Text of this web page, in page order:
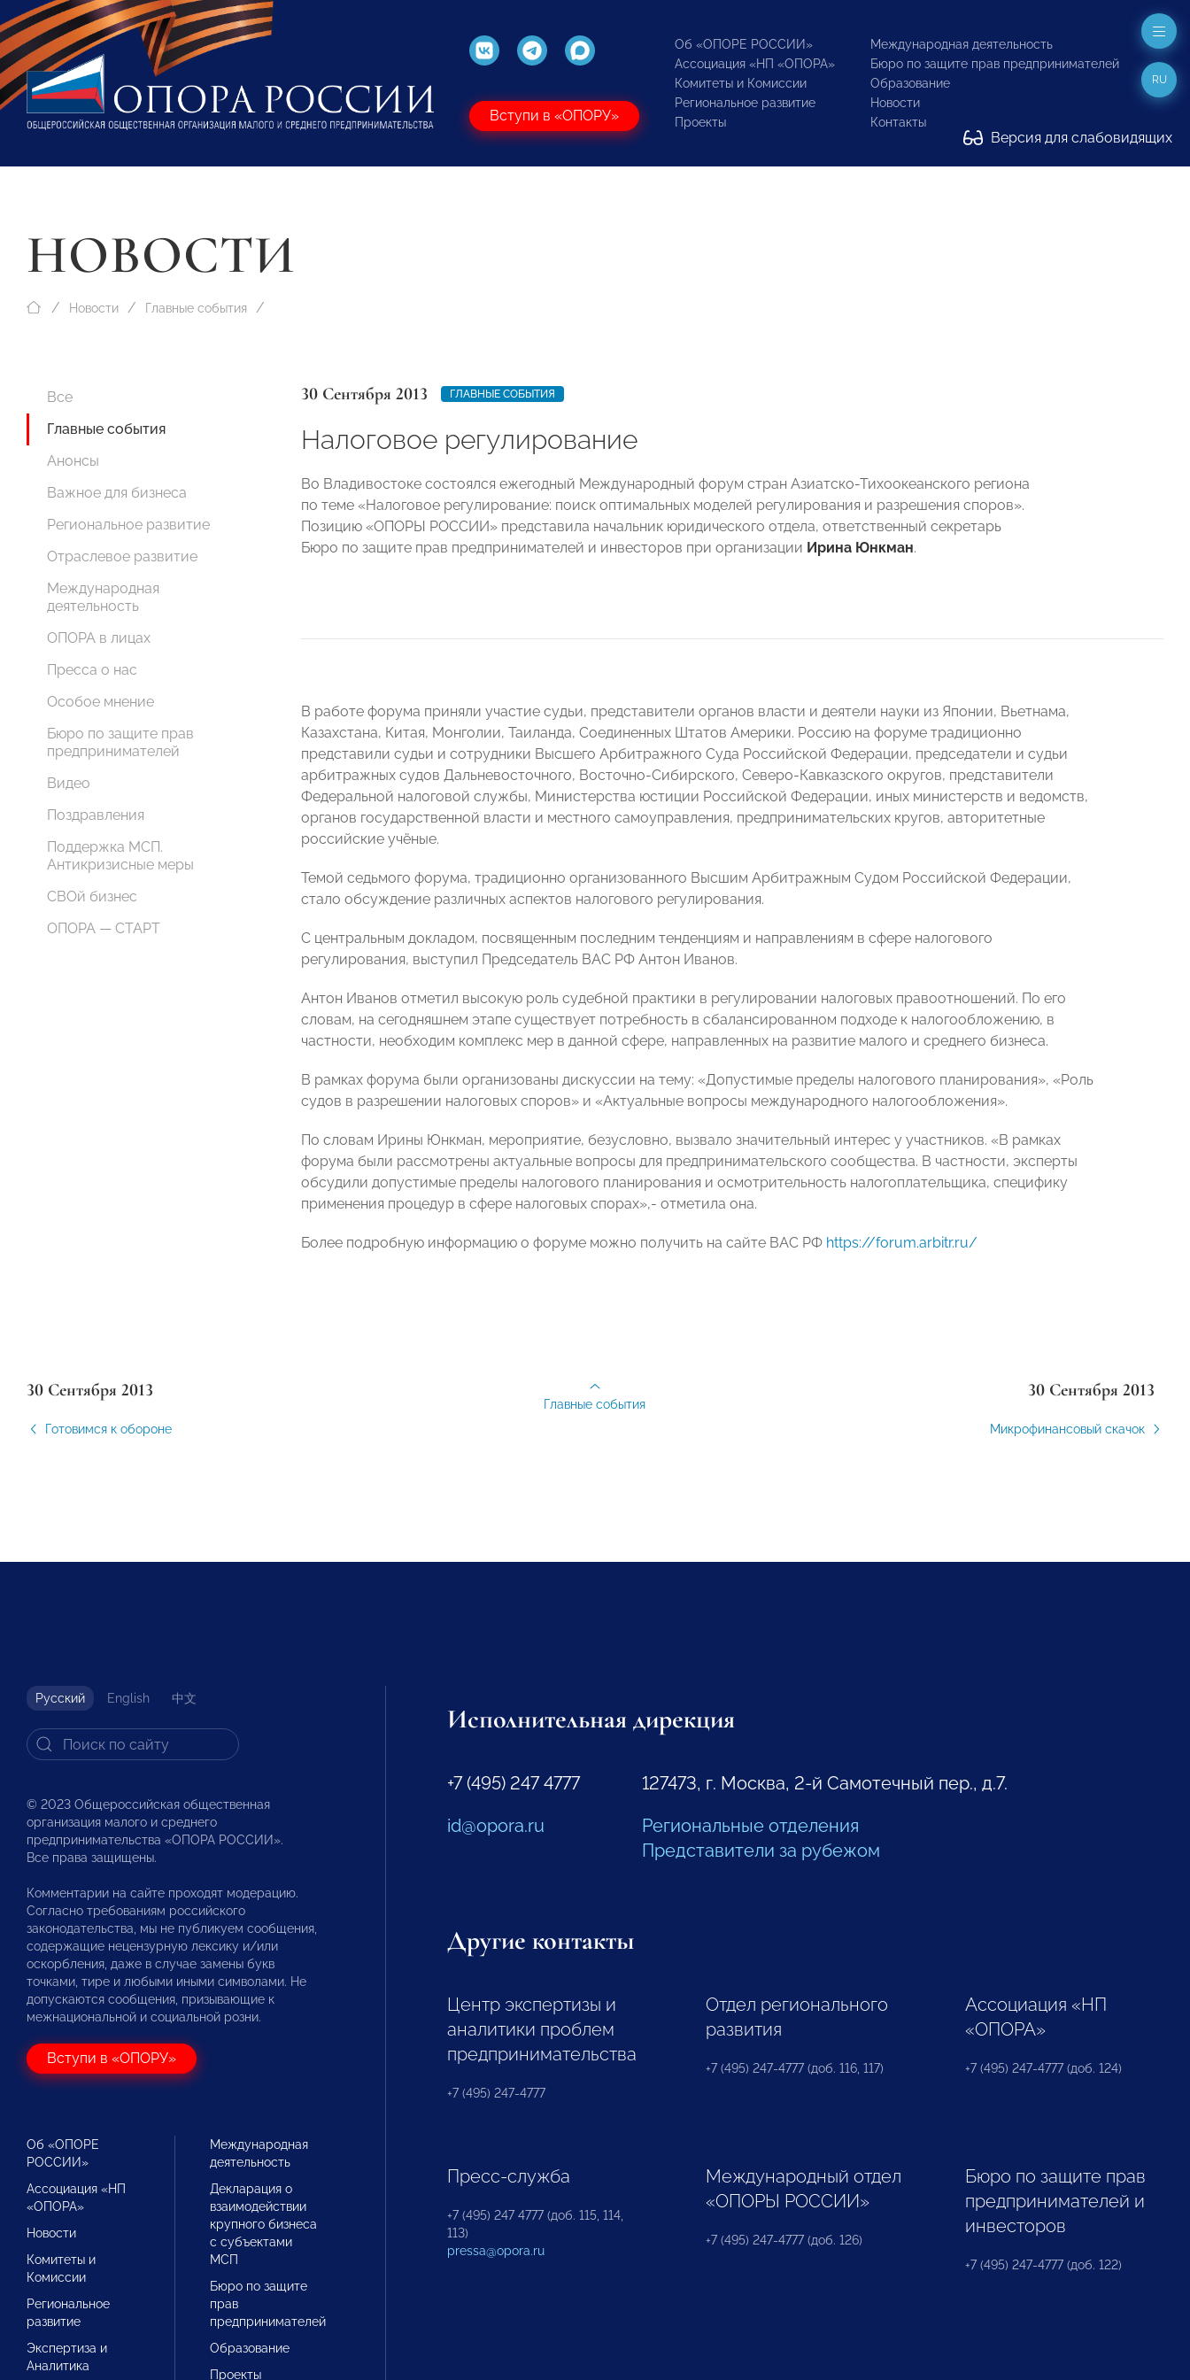
Вступи в «ОПОРУ»
Об «ОПОРЕ РОССИИ»
Ассоциация «НП «ОПОРА»
Комитеты и Комиссии
Региональное развитие
Проекты
Международная деятельность
Бюро по защите прав предпринимателей
Образование
Новости
Контакты
Версия для слабовидящих
RU
НОВОСТИ
Новости Главные события
Все
Главные события
Анонсы
Важное для бизнеса
Региональное развитие
Отраслевое развитие
Международная
деятельность
ОПОРА в лицах
Пресса о нас
Особое мнение
Бюро по защите прав
предпринимателей
Видео
Поздравления
Поддержка МСП.
Антикризисные меры
СВОй бизнес
ОПОРА — СТАРТ
30 Сентября 2013 ГЛАВНЫЕ СОБЫТИЯ
Налоговое регулирование
Во Владивостоке состоялся ежегодный Международный форум стран Азиатско-Тихоокеанского региона
по теме «Налоговое регулирование: поиск оптимальных моделей регулирования и разрешения споров».
Позицию «ОПОРЫ РОССИИ» представила начальник юридического отдела, ответственный секретарь
Бюро по защите прав предпринимателей и инвесторов при организации Ирина Юнкман.
В работе форума приняли участие судьи, представители органов власти и деятели науки из Японии, Вьетнама,
Казахстана, Китая, Монголии, Таиланда, Соединенных Штатов Америки. Россию на форуме традиционно
представили судьи и сотрудники Высшего Арбитражного Суда Российской Федерации, председатели и судьи
арбитражных судов Дальневосточного, Восточно-Сибирского, Северо-Кавказского округов, представители
Федеральной налоговой службы, Министерства юстиции Российской Федерации, иных министерств и ведомств,
органов государственной власти и местного самоуправления, предпринимательских кругов, авторитетные
российские учёные.
Темой седьмого форума, традиционно организованного Высшим Арбитражным Судом Российской Федерации,
стало обсуждение различных аспектов налогового регулирования.
С центральным докладом, посвященным последним тенденциям и направлениям в сфере налогового
регулирования, выступил Председатель ВАС РФ Антон Иванов.
Антон Иванов отметил высокую роль судебной практики в регулировании налоговых правоотношений. По его
словам, на сегодняшнем этапе существует потребность в сбалансированном подходе к налогообложению, в
частности, необходим комплекс мер в данной сфере, направленных на развитие малого и среднего бизнеса.
В рамках форума были организованы дискуссии на тему: «Допустимые пределы налогового планирования», «Роль
судов в разрешении налоговых споров» и «Актуальные вопросы международного налогообложения».
По словам Ирины Юнкман, мероприятие, безусловно, вызвало значительный интерес у участников. «В рамках
форума были рассмотрены актуальные вопросы для предпринимательского сообщества. В частности, эксперты
обсудили допустимые пределы налогового планирования и осмотрительность налогоплательщика, специфику
применения процедур в сфере налоговых спорах»,- отметила она.
Более подробную информацию о форуме можно получить на сайте ВАС РФ https://forum.arbitr.ru/
30 Сентября 2013
Готовимся к обороне
30 Сентября 2013
Микрофинансовый скачок
Главные события
Русский English 中文
© 2023 Общероссийская общественная
организация малого и среднего
предпринимательства «ОПОРА РОССИИ».
Все права защищены.
Комментарии на сайте проходят модерацию.
Согласно требованиям российского
законодательства, мы не публикуем сообщения,
содержащие нецензурную лексику и/или
оскорбления, даже в случае замены букв
точками, тире и любыми иными символами. Не
допускаются сообщения, призывающие к
межнациональной и социальной розни.
Вступи в «ОПОРУ»
Об «ОПОРЕ
РОССИИ»
Ассоциация «НП
«ОПОРА»
Новости
Комитеты и
Комиссии
Региональное
развитие
Экспертиза и
Аналитика
Международная
деятельность
Декларация о
взаимодействии
крупного бизнеса
с субъектами
МСП
Бюро по защите
прав
предпринимателей
Образование
Проекты
Исполнительная дирекция
+7 (495) 247 4777
id@opora.ru
127473, г. Москва, 2-й Самотечный пер., д.7.
Региональные отделения
Представители за рубежом
Другие контакты
Центр экспертизы и
аналитики проблем
предпринимательства
+7 (495) 247-4777
Отдел регионального
развития
+7 (495) 247-4777 (доб. 116, 117)
Ассоциация «НП
«ОПОРА»
+7 (495) 247-4777 (доб. 124)
Пресс-служба
+7 (495) 247 4777 (доб. 115, 114,
113)
pressa@opora.ru
Международный отдел
«ОПОРЫ РОССИИ»
+7 (495) 247-4777 (доб. 126)
Бюро по защите прав
предпринимателей и
инвесторов
+7 (495) 247-4777 (доб. 122)